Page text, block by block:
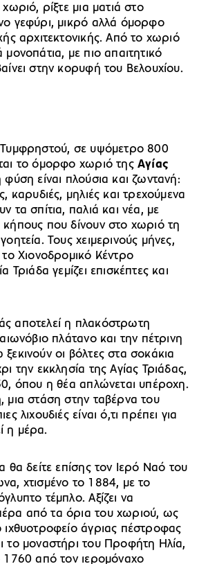
ρίξτε μια ματιά στο
γεφύρι, μικρό αλλά όμορφο
αρχιτεκτονικής. Από το χωριό
μονοπάτια, με πιο απαιτητικό
στην κορυφή του Βελουχίου.
σε υψόμετρο 800
το όμορφο χωριό της Αγίας
είναι πλούσια και ζωντανή:
καρυδιές, μηλιές και τρεχούμενα
τα σπίτια, παλιά και νέα, με
κήπους που δίνουν στο χωριό τη
Τους χειμερινούς μήνες,
το Χιονοδρομικό Κέντρο
Τριάδα γεμίζει επισκέπτες και
αποτελεί η πλακόστρωτη
πλάτανο και την πέτρινη
οι βόλτες στα σοκάκια
την εκκλησία της Αγίας Τριάδας,
όπου η θέα απλώνεται υπέροχη.
μια στάση στην ταβέρνα του
λιχουδιές είναι ό,τι πρέπει για
η μέρα.
θα δείτε επίσης τον Ιερό Ναό του
χτισμένο το 1884, με το
τέμπλο. Αξίζει να
από τα όρια του χωριού, ως
ιχθυοτροφείο άγριας πέστροφας
το μοναστήρι του Προφήτη Ηλία,
1760 από τον ιερομόναχο